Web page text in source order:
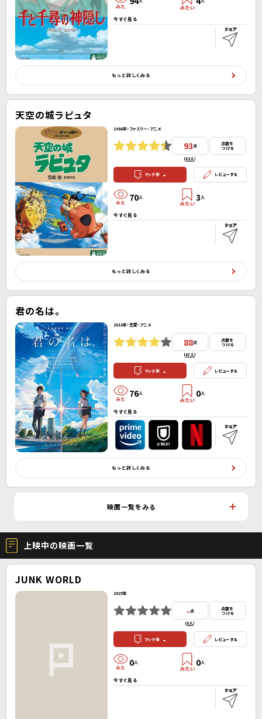
今すぐ見る
もっと詳しくみる
天空の城ラピュタ
1986年・ファミリー・アニメ
93点
(63人）
点数を
つける
マッチ率 - レビューする
70人 3人
今すぐ見る
もっと詳しくみる
君の名は。
2016年・恋愛・アニメ
88点
(67人）
点数を
つける
マッチ率 - レビューする
76人 0人
今すぐ見る
もっと詳しくみる
映画一覧をみる
上映中の映画一覧
JUNK WORLD
2025年
- 点
(0人）
点数を
つける
マッチ率 - レビューする
0人 0人
今すぐ見る